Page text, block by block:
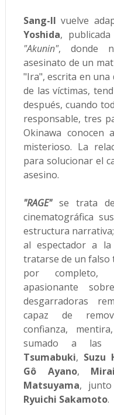
Sang-Il vuelve
Yoshida,
"Akunin", donde
asesinato de un
"Ira", escrita en una
de las víctimas,
después, cuando
responsable, tres
Okinawa conocen
misterioso. La
para solucionar el
asesino.
"RAGE"se trata de
cinematográfica
estructura
al espectador a
tratarse de un falso
por completo,
apasionante
desgarradoras
capaz de
confianza,
sumado a las
Tsumabuki, Suzu
Gô Ayano,
Matsuyama,
Ryuichi Sakamoto.